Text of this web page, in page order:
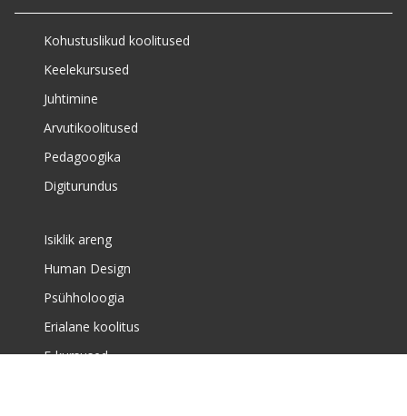
Kohustuslikud koolitused
Keelekursused
Juhtimine
Arvutikoolitused
Pedagoogika
Digiturundus
Isiklik areng
Human Design
Psühholoogia
Erialane koolitus
E-kursused